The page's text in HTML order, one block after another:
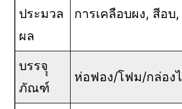
ประมวล
ผล
การเคลือบผง, สีอบ,
บรรจุุ
ภัณฑ์
ห่อฟอง/โฟม/กล่อง